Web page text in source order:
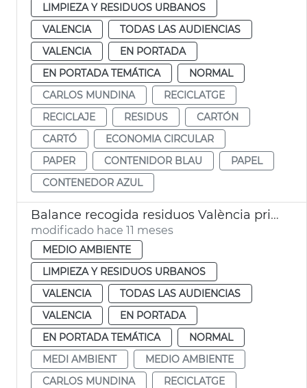
LIMPIEZA Y RESIDUOS URBANOS
VALENCIA
TODAS LAS AUDIENCIAS
VALENCIA
EN PORTADA
EN PORTADA TEMÁTICA
NORMAL
CARLOS MUNDINA
RECICLATGE
RECICLAJE
RESIDUS
CARTÓN
CARTÓ
ECONOMIA CIRCULAR
PAPER
CONTENIDOR BLAU
PAPEL
CONTENEDOR AZUL
Balance recogida residuos València primer semestre 2025
modificado hace 11 meses
MEDIO AMBIENTE
LIMPIEZA Y RESIDUOS URBANOS
VALENCIA
TODAS LAS AUDIENCIAS
VALENCIA
EN PORTADA
EN PORTADA TEMÁTICA
NORMAL
MEDI AMBIENT
MEDIO AMBIENTE
CARLOS MUNDINA
RECICLATGE